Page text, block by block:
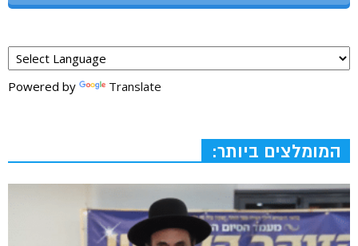
Powered by Translate
המומלצים ביותר: